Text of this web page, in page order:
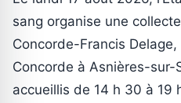
sang organise une
Concorde-Francis
Concorde à Asnières-
accueillis de 14 h 30 à 19